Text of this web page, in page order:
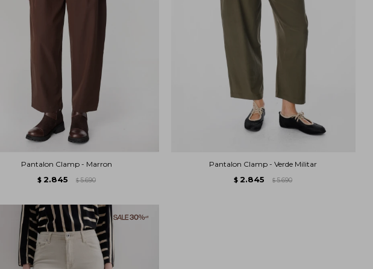
Pantalon Clamp - Marron
$ 2.845 $ 5.690
Pantalon Clamp - Verde Militar
$ 2.845 $ 5.690